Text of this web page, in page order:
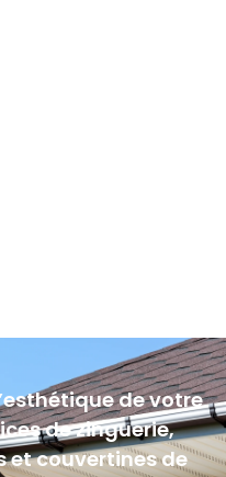
de votre
de zinguerie,
et couvertines de